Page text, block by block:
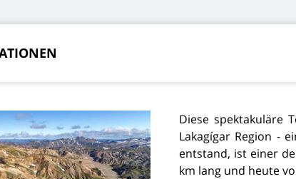
Diese spektakuläre
Lakagígar Region -
entstand, ist einer
km lang und heute